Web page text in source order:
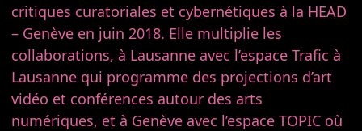
critiques curatoriales et cybernétiques à la HEAD
– Genève en juin 2018. Elle multiplie les
collaborations, à Lausanne avec l’espace Trafic à
Lausanne qui programme des projections d’art
vidéo et conférences autour des arts
numériques, et à Genève avec l’espace TOPIC où